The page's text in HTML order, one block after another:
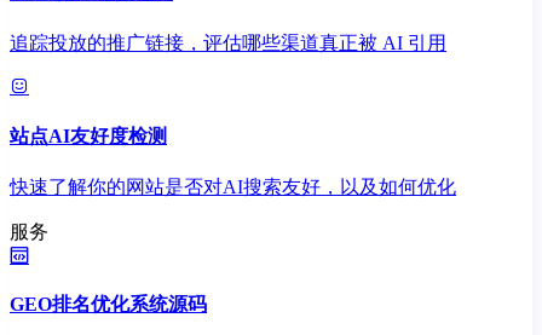
追踪投放的推广链接，评估哪些渠道真正被 AI 引用
站点AI友好度检测
快速了解你的网站是否对AI搜索友好，以及如何优化
服务
GEO排名优化系统源码